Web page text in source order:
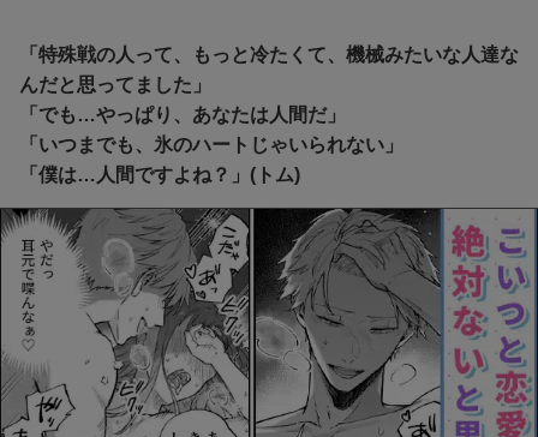
「特殊戦の人って、もっと冷たくて、機械みたいな人達な
んだと思ってました」
「でも…やっぱり、あなたは人間だ」
「いつまでも、氷のハートじゃいられない」
「僕は…人間ですよね？」(トム)